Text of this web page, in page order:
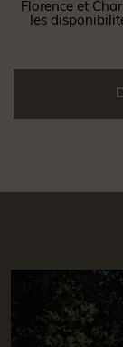
Florence et
les